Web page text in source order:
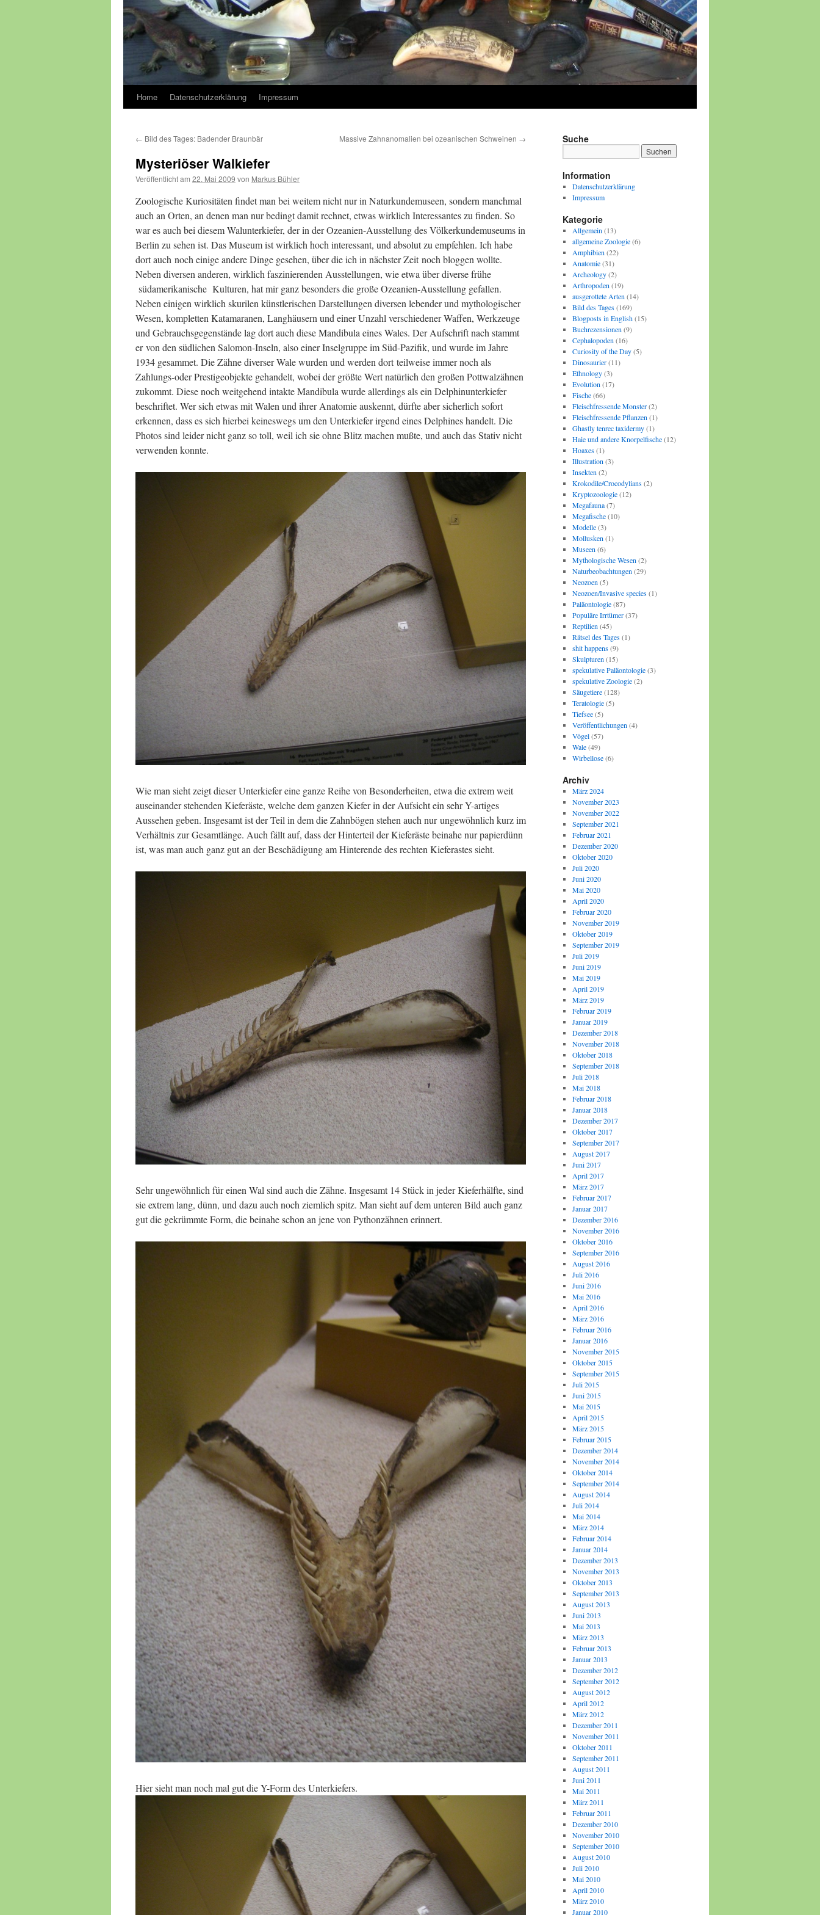
Home Datenschutzerklärung Impressum
← Bild des Tages: Badender Braunbär Massive Zahnanomalien bei ozeanischen Schweinen →
Mysteriöser Walkiefer
Veröffentlicht am 22. Mai 2009 von Markus Bühler
Zoologische Kuriositäten findet man bei weitem nicht nur in Naturkundemuseen, sondern manchmal
auch an Orten, an denen man nur bedingt damit rechnet, etwas wirklich Interessantes zu finden. So
war es auch bei diesem Walunterkiefer, der in der Ozeanien-Ausstellung des Völkerkundemuseums in
Berlin zu sehen ist. Das Museum ist wirklich hoch interessant, und absolut zu empfehlen. Ich habe
dort auch noch einige andere Dinge gesehen, über die ich in nächster Zeit noch bloggen wollte.
Neben diversen anderen, wirklich faszinierenden Ausstellungen, wie etwa über diverse frühe
südamerikanische Kulturen, hat mir ganz besonders die große Ozeanien-Ausstellung gefallen.
Neben einigen wirklich skurilen künstlerischen Darstellungen diversen lebender und mythologischer
Wesen, kompletten Katamaranen, Langhäusern und einer Unzahl verschiedener Waffen, Werkzeuge
und Gebrauchsgegenstände lag dort auch diese Mandibula eines Wales. Der Aufschrift nach stammt
er von den südlichen Salomon-Inseln, also einer Inselgruppe im Süd-Pazifik, und wurde im Jahre
1934 gesammet. Die Zähne diverser Wale wurden und werden dort teilweise immer noch als
Zahlungs-oder Prestigeobjekte gehandelt, wobei der größte Wert natürlich den großen Pottwalzähnen
zukommt. Diese noch weitgehend intakte Mandibula wurde allerdings als ein Delphinunterkiefer
beschriftet. Wer sich etwas mit Walen und ihrer Anatomie auskennt, dürfte aber sicherlich sofort
erkennen, dass es sich hierbei keineswegs um den Unterkiefer irgend eines Delphines handelt. Die
Photos sind leider nicht ganz so toll, weil ich sie ohne Blitz machen mußte, und auch das Stativ nicht
verwenden konnte.
Wie man sieht zeigt dieser Unterkiefer eine ganze Reihe von Besonderheiten, etwa die extrem weit
auseinander stehenden Kieferäste, welche dem ganzen Kiefer in der Aufsicht ein sehr Y-artiges
Aussehen geben. Insgesamt ist der Teil in dem die Zahnbögen stehen auch nur ungewöhnlich kurz im
Verhältnis zur Gesamtlänge. Auch fällt auf, dass der Hinterteil der Kieferäste beinahe nur papierdünn
ist, was man auch ganz gut an der Beschädigung am Hinterende des rechten Kieferastes sieht.
Sehr ungewöhnlich für einen Wal sind auch die Zähne. Insgesamt 14 Stück in jeder Kieferhälfte, sind
sie extrem lang, dünn, und dazu auch noch ziemlich spitz. Man sieht auf dem unteren Bild auch ganz
gut die gekrümmte Form, die beinahe schon an jene von Pythonzähnen erinnert.
Hier sieht man noch mal gut die Y-Form des Unterkiefers.
Suche
Information
Datenschutzerklärung
Impressum
Kategorie
Allgemein (13)
allgemeine Zoologie(6)
Amphibien (22)
Anatomie(31)
Archeology(2)
Arthropoden (19)
ausgerottete Arten (14)
Bild des Tages(169)
Blogposts in English(15)
Buchrezensionen (9)
Cephalopoden (16)
Curiosity of the Day(5)
Dinosaurier(11)
Ethnology(3)
Evolution (17)
Fische(66)
Fleischfressende Monster(2)
Fleischfressende Pflanzen (1)
Ghastly tenrec taxidermy(1)
Haie und andere Knorpelfische(12)
Hoaxes(1)
Illustration (3)
Insekten (2)
Krokodile/Crocodylians(2)
Kryptozoologie(12)
Megafauna(7)
Megafische(10)
Modelle(3)
Mollusken (1)
Museen (6)
Mythologische Wesen (2)
Naturbeobachtungen (29)
Neozoen (5)
Neozoen/Invasive species(1)
Paläontologie(87)
Populäre Irrtümer(37)
Reptilien (45)
Rätsel des Tages(1)
shit happens(9)
Skulpturen (15)
spekulative Paläontologie(3)
spekulative Zoologie(2)
Säugetiere(128)
Teratologie(5)
Tiefsee(5)
Veröffentlichungen (4)
Vögel(57)
Wale(49)
Wirbellose(6)
Archiv
März 2024
November 2023
November 2022
September 2021
Februar 2021
Dezember 2020
Oktober 2020
Juli 2020
Juni 2020
Mai 2020
April 2020
Februar 2020
November 2019
Oktober 2019
September 2019
Juli 2019
Juni 2019
Mai 2019
April 2019
März 2019
Februar 2019
Januar 2019
Dezember 2018
November 2018
Oktober 2018
September 2018
Juli 2018
Mai 2018
Februar 2018
Januar 2018
Dezember 2017
Oktober 2017
September 2017
August 2017
Juni 2017
April 2017
März 2017
Februar 2017
Januar 2017
Dezember 2016
November 2016
Oktober 2016
September 2016
August 2016
Juli 2016
Juni 2016
Mai 2016
April 2016
März 2016
Februar 2016
Januar 2016
November 2015
Oktober 2015
September 2015
Juli 2015
Juni 2015
Mai 2015
April 2015
März 2015
Februar 2015
Dezember 2014
November 2014
Oktober 2014
September 2014
August 2014
Juli 2014
Mai 2014
März 2014
Februar 2014
Januar 2014
Dezember 2013
November 2013
Oktober 2013
September 2013
August 2013
Juni 2013
Mai 2013
März 2013
Februar 2013
Januar 2013
Dezember 2012
September 2012
August 2012
April 2012
März 2012
Dezember 2011
November 2011
Oktober 2011
September 2011
August 2011
Juni 2011
Mai 2011
März 2011
Februar 2011
Dezember 2010
November 2010
September 2010
August 2010
Juli 2010
Mai 2010
April 2010
März 2010
Januar 2010